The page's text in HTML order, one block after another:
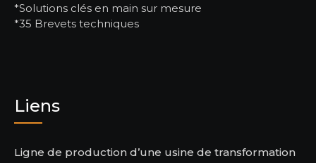
*Solutions clés en main sur mesure
*35 Brevets techniques
Liens
Ligne de production d’une usine de transformation